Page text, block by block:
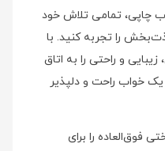
چاپی، تمامی تلاش خود
را تجربه کنید. با
و راحتی را به اتاق
خواب راحت و دلپذیر
فوق‌العاده را برای